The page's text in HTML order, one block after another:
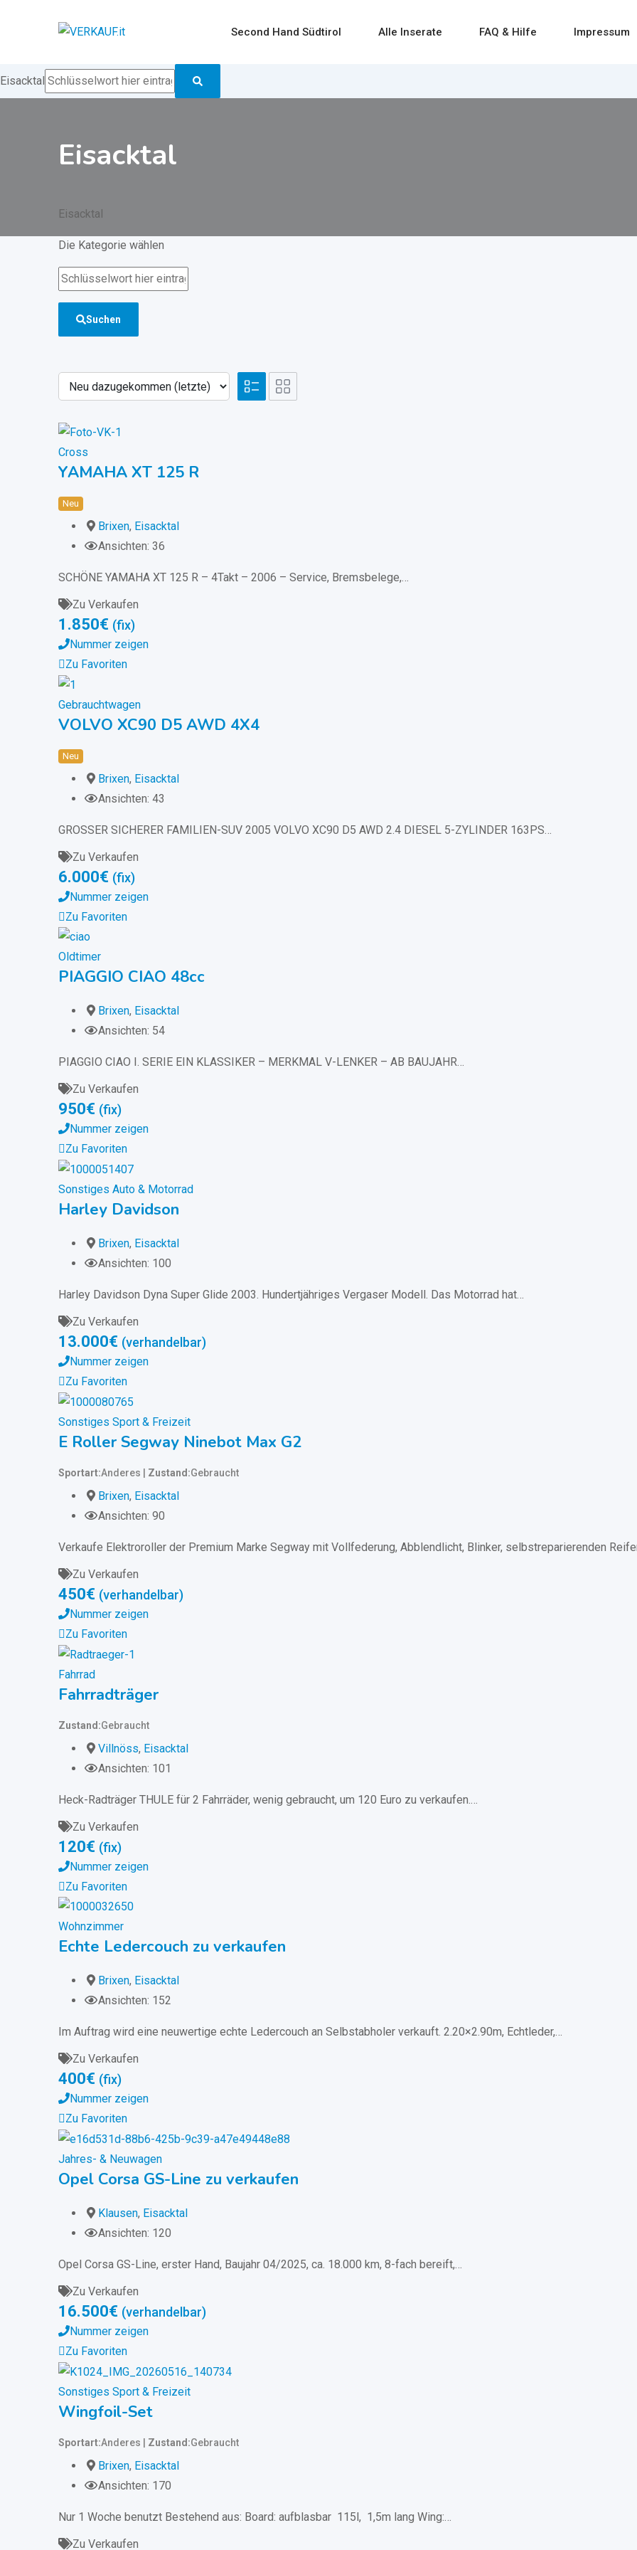
Second Hand Südtirol Alle Inserate FAQ & Hilfe Impressum
Eisacktal
Eisacktal
Eisacktal
Die Kategorie wählen
Suchen
Cross
YAMAHA XT 125 R
Neu
Brixen, Eisacktal
Ansichten: 36
SCHÖNE YAMAHA XT 125 R – 4Takt – 2006 – Service, Bremsbelege,…
Zu Verkaufen
1.850€ (fix)
Nummer zeigen
Zu Favoriten
Gebrauchtwagen
VOLVO XC90 D5 AWD 4X4
Neu
Brixen, Eisacktal
Ansichten: 43
GROSSER SICHERER FAMILIEN-SUV 2005 VOLVO XC90 D5 AWD 2.4 DIESEL 5-ZYLINDER 163PS…
Zu Verkaufen
6.000€ (fix)
Nummer zeigen
Zu Favoriten
Oldtimer
PIAGGIO CIAO 48cc
Brixen, Eisacktal
Ansichten: 54
PIAGGIO CIAO I. SERIE EIN KLASSIKER – MERKMAL V-LENKER – AB BAUJAHR…
Zu Verkaufen
950€ (fix)
Nummer zeigen
Zu Favoriten
Sonstiges Auto & Motorrad
Harley Davidson
Brixen, Eisacktal
Ansichten: 100
Harley Davidson Dyna Super Glide 2003. Hundertjähriges Vergaser Modell. Das Motorrad hat…
Zu Verkaufen
13.000€ (verhandelbar)
Nummer zeigen
Zu Favoriten
Sonstiges Sport & Freizeit
E Roller Segway Ninebot Max G2
Sportart Anderes Zustand Gebraucht
Brixen, Eisacktal
Ansichten: 90
Verkaufe Elektroroller der Premium Marke Segway mit Vollfederung, Abblendlicht, Blinker, selbstreparierenden
Zu Verkaufen
450€ (verhandelbar)
Nummer zeigen
Zu Favoriten
Fahrrad
Fahrradträger
Zustand Gebraucht
Villnöss, Eisacktal
Ansichten: 101
Heck-Radträger THULE für 2 Fahrräder, wenig gebraucht, um 120 Euro zu verkaufen.…
Zu Verkaufen
120€ (fix)
Nummer zeigen
Zu Favoriten
Wohnzimmer
Echte Ledercouch zu verkaufen
Brixen, Eisacktal
Ansichten: 152
Im Auftrag wird eine neuwertige echte Ledercouch an Selbstabholer verkauft. 2.20×2.90m, Echtleder,…
Zu Verkaufen
400€ (fix)
Nummer zeigen
Zu Favoriten
Jahres- & Neuwagen
Opel Corsa GS-Line zu verkaufen
Klausen, Eisacktal
Ansichten: 120
Opel Corsa GS-Line, erster Hand, Baujahr 04/2025, ca. 18.000 km, 8-fach bereift,…
Zu Verkaufen
16.500€ (verhandelbar)
Nummer zeigen
Zu Favoriten
Sonstiges Sport & Freizeit
Wingfoil-Set
Sportart Anderes Zustand Gebraucht
Brixen, Eisacktal
Ansichten: 170
Nur 1 Woche benutzt Bestehend aus: Board: aufblasbar 115l, 1,5m lang Wing:…
Zu Verkaufen